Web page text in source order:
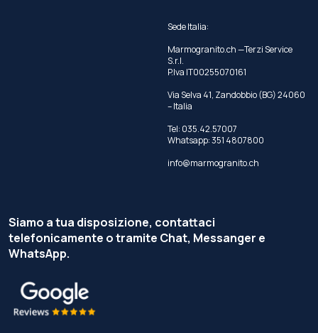
Sede Italia:
Marmogranito.ch —Terzi Service
S.r.l.
P.Iva IT00255070161
Via Selva 41, Zandobbio (BG) 24060
– Italia
Tel: 035.42.57007
Whatsapp:351 4807800
info@marmogranito.ch
Siamo a tua disposizione, contattaci
telefonicamente o tramite Chat, Messanger e
WhatsApp.